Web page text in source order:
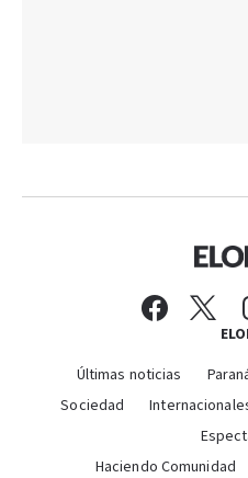
Últimas noticias
Sociedad
Haciendo Comunidad